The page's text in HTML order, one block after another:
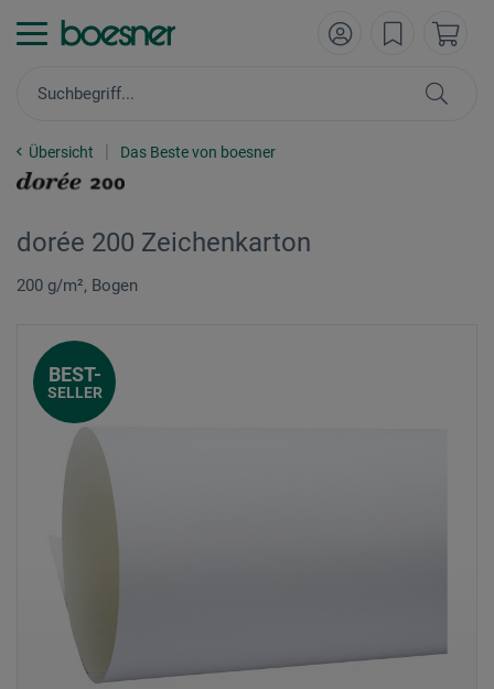
Übersicht Das Beste von boesner
dorée 200 Zeichenkarton
200 g/m², Bogen
BEST-
SELLER